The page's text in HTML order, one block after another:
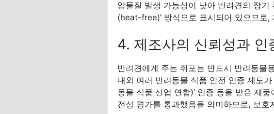
암물질 발생 가능성이 낮아 반려견의 장기
(heat-free)’ 방식으로 표시되어 있으므로
4. 제조사의 신뢰성과 인
반려견에게 주는 쥐포는 반드시 반려동물
내외 여러 반려동물 식품 안전 인증 제도가
동물 식품 산업 연합)’ 인증 등을 받은 제
전성 평가를 통과했음을 의미하므로, 보